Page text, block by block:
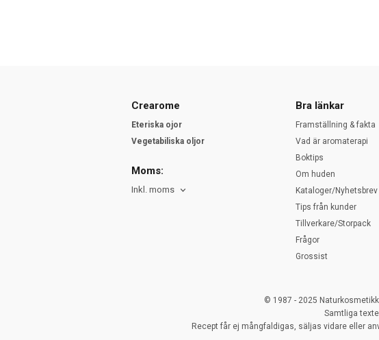
Crearome
Eteriska ojor
Vegetabiliska oljor
Moms:
Inkl. moms
Bra länkar
Framställning & fakta
Vad är aromaterapi
Boktips
Om huden
Kataloger/Nyhetsbrev
Tips från kunder
Tillverkare/Storpack
Frågor
Grossist
© 1987 - 2025
Samtliga
Recept får ej mångfaldigas, säljas vidare eller